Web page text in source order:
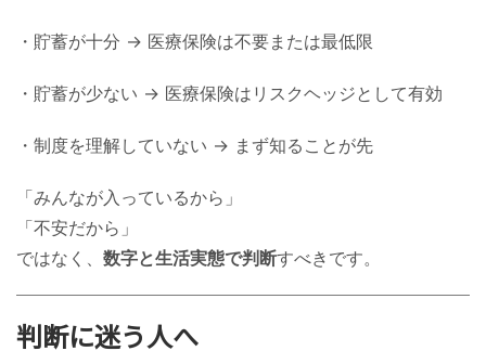
・貯蓄が十分 → 医療保険は不要または最低限
・貯蓄が少ない → 医療保険はリスクヘッジとして有効
・制度を理解していない → まず知ることが先
「みんなが入っているから」
「不安だから」
ではなく、 数字と生活実態で判断すべきです。
判断に迷う人へ